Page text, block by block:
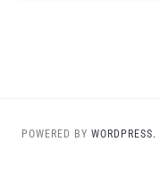
POWERED BY WORDPRESS.